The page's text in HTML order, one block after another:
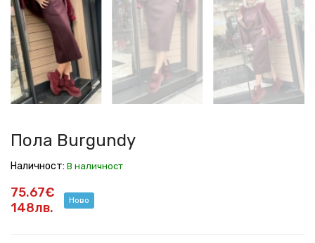
Пола Burgundy
Наличност: В наличност
75.67€
148лв.
Ново